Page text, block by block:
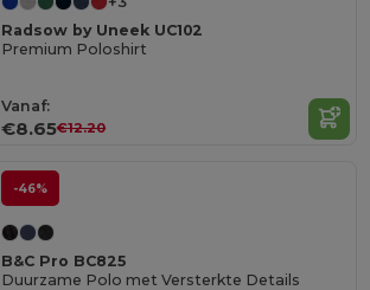
Radsow by Uneek UC102
Premium Poloshirt
Vanaf:
€8.65€12.20
-46%
B&C Pro BC825
Duurzame Polo met Versterkte Details